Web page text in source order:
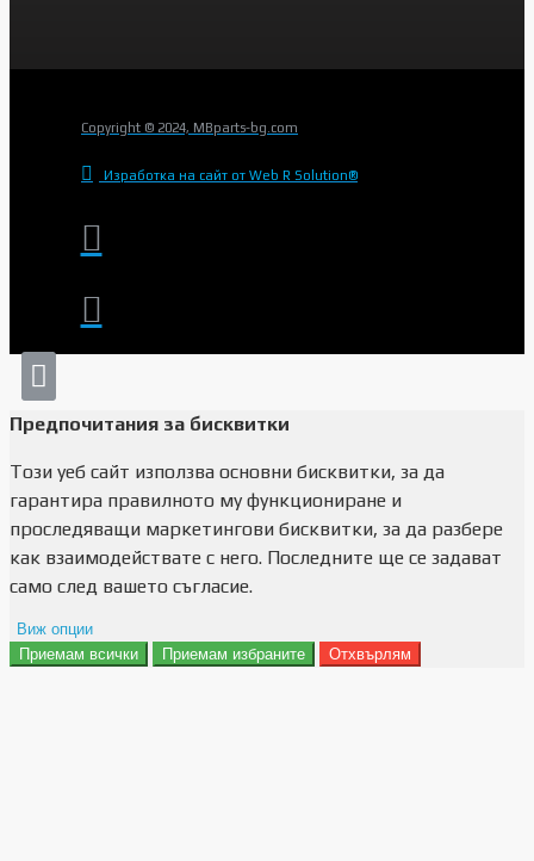
Copyright © 2024, MBparts-bg.com
Изработка на сайт от Web R Solution®
Предпочитания за бисквитки
Този уеб сайт използва основни бисквитки, за да
гарантира правилното му функциониране и
проследяващи маркетингови бисквитки, за да разбере
как взаимодействате с него. Последните ще се задават
само след вашето съгласие.
Виж опции
Препочитания за реклами
Приемам всички Приемам избраните Отхвърлям